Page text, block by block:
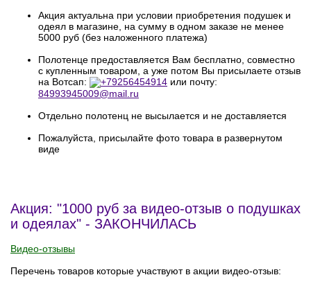
Акция актуальна при условии приобретения подушек и
одеял в магазине, на сумму в одном заказе не менее
5000 руб (без наложенного платежа)
Полотенце предоставляется Вам бесплатно, совместно
с купленным товаром, а уже потом Вы присылаете отзыв
на Вотсап:
+79256454914 или почту:
84993945009@mail.ru
Отдельно полотенц не высылается и не доставляется
Пожалуйста, присылайте фото товара в развернутом
виде
Акция: "1000 руб за видео-отзыв о подушках
и одеялах" - ЗАКОНЧИЛАСЬ
Видео-отзывы
Перечень товаров которые участвуют в акции видео-отзыв: